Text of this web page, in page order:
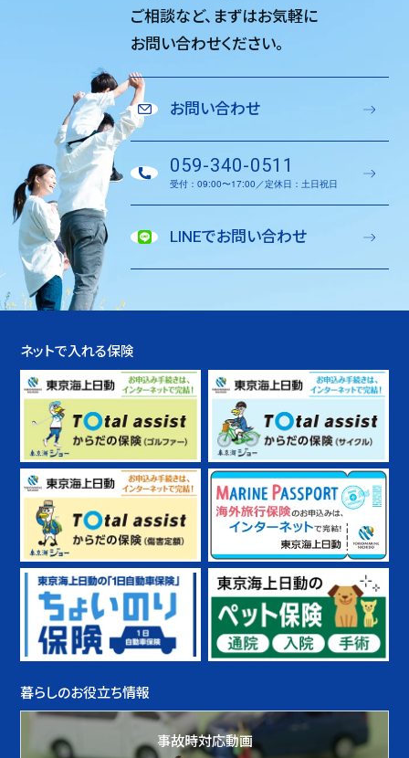
ご相談など、 まずはお気軽に
お問い合わせください。
お問い合わせ
059-340-0511
受付：09:00〜17:00／定休日：土日祝日
LINEでお問い合わせ
ネットで入れる保険
暮らしのお役立ち情報
事故時対応動画